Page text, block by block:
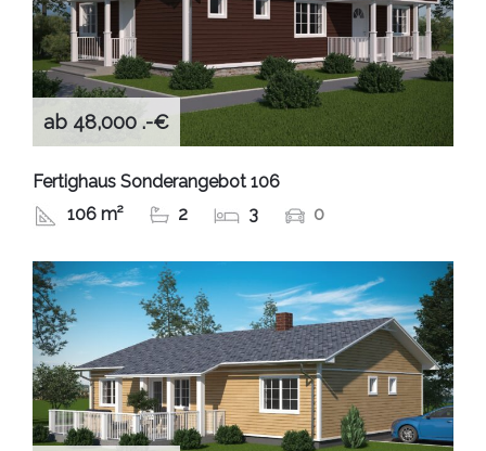
ab 48,000 .-€
Fertighaus Sonderangebot 106
106 m²
2 3 0